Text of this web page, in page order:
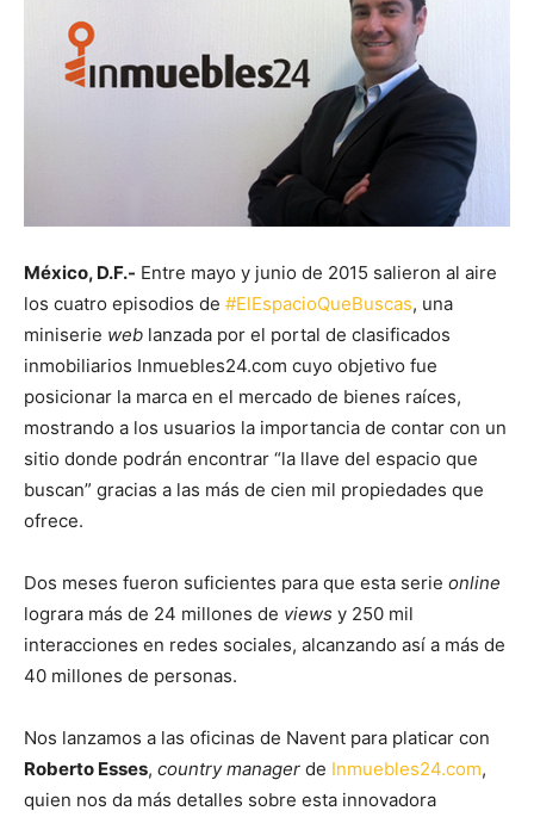
México, D.F.- Entre mayo y junio de 2015 salieron al aire
los cuatro episodios de #ElEspacioQueBuscas, una
miniserie web lanzada por el portal de clasificados
inmobiliarios Inmuebles24.com cuyo objetivo fue
posicionar la marca en el mercado de bienes raíces,
mostrando a los usuarios la importancia de contar con un
sitio donde podrán encontrar “la llave del espacio que
buscan” gracias a las más de cien mil propiedades que
ofrece.
Dos meses fueron suficientes para que esta serie online
lograra más de 24 millones de views y 250 mil
interacciones en redes sociales, alcanzando así a más de
40 millones de personas.
Nos lanzamos a las oficinas de Navent para platicar con
Roberto Esses, country manager de Inmuebles24.com,
quien nos da más detalles sobre esta innovadora